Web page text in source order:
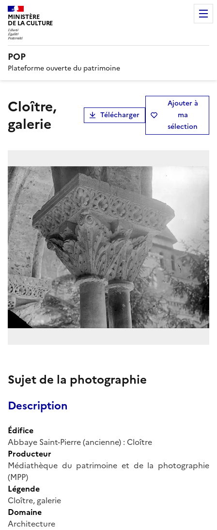
MINISTÈRE
DE LA CULTURE
POP
Plateforme ouverte du patrimoine
Cloître,
galerie
Télécharger
Ajouter à
ma
sélection
Sujet de la photographie
Description
Édifice
Abbaye Saint-Pierre (ancienne) : Cloître
Producteur
Médiathèque du patrimoine et de la photographie
(MPP)
Légende
Cloître, galerie
Domaine
Architecture